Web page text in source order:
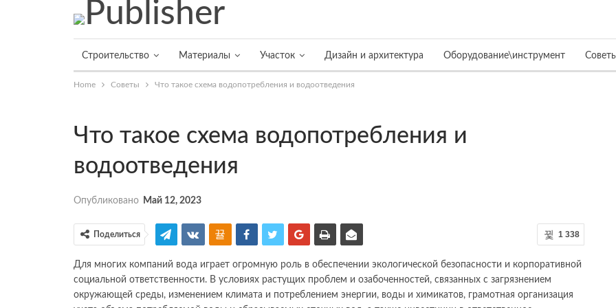
Строительство Материалы Участок Дизайн и архитектура Оборудование\инструмент
Home Советы Что такое схема водопотребления и водоотведения
Что такое схема водопотребления и
водоотведения
Опубликовано Май 12, 2023
1 338
Поделиться
Для многих компаний вода играет огромную роль в обеспечении экологической безопасности и корпоративной
социальной ответственности. В условиях растущих проблем и озабоченностей, связанных с загрязнением
окружающей среды, изменением климата и потреблением энергии, воды и химикатов, грамотная организация